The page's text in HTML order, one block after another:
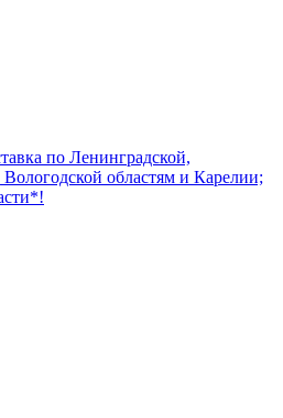
по Ленинградской,
областям и Карелии;